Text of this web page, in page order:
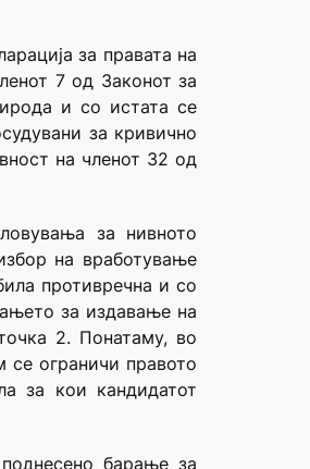
за правата на
7 од Законот за
и со истата се
за кривично
на членот 32 од
за нивното
на вработување
противречна и со
за издавање на
2. Понатаму, во
се ограничи правото
за кои кандидатот
барање за